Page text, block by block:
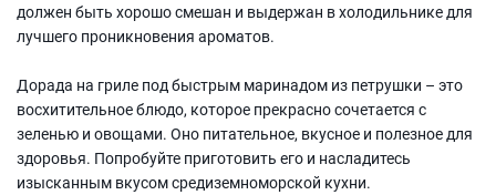
должен быть хорошо смешан и выдержан в холодильнике для
лучшего проникновения ароматов.
Дорада на гриле под быстрым маринадом из петрушки – это
восхитительное блюдо, которое прекрасно сочетается с
зеленью и овощами. Оно питательное, вкусное и полезное для
здоровья. Попробуйте приготовить его и насладитесь
изысканным вкусом средиземноморской кухни.